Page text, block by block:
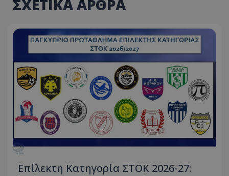
ΣΧΕΤΙΚΑ ΑΡΘΡΑ
Επίλεκτη Κατηγορία ΣΤΟΚ 2026-27: